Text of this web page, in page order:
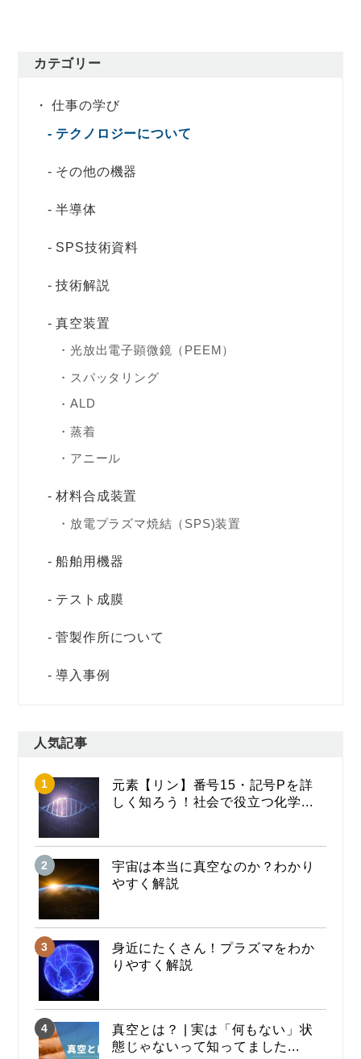
カテゴリー
仕事の学び
テクノロジーについて
その他の機器
半導体
SPS技術資料
技術解説
真空装置
光放出電子顕微鏡（PEEM）
スパッタリング
ALD
蒸着
アニール
材料合成装置
放電プラズマ焼結（SPS)装置
船舶用機器
テスト成膜
菅製作所について
導入事例
人気記事
元素【リン】番号15・記号Pを詳
しく知ろう！社会で役立つ化学...
宇宙は本当に真空なのか？わかり
やすく解説
身近にたくさん！プラズマをわか
りやすく解説
真空とは？ | 実は「何もない」状
態じゃないって知ってました...